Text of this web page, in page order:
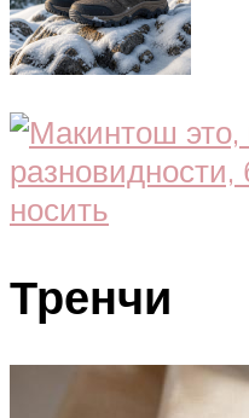
Тренчи